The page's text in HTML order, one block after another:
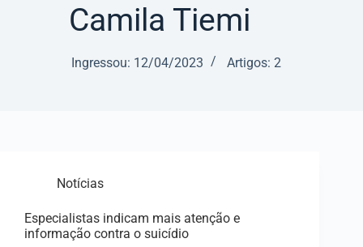
Camila Tiemi
Ingressou: 12/04/2023 Artigos: 2
Notícias
Especialistas indicam mais atenção e
informação contra o suicídio